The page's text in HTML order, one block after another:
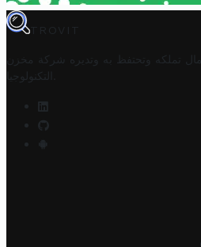
TROVIT
تملكه وتحتفظ به وتديره
شركة مخزن
التكنولوجيا